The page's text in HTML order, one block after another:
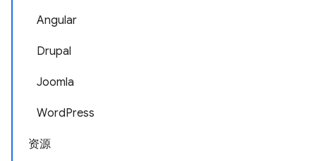
Angular
Drupal
Joomla
WordPress
资源